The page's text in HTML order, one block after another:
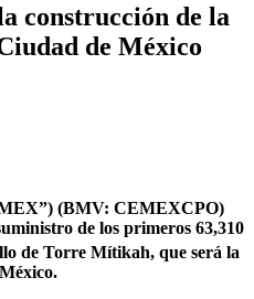
construcción de la
de México
(BMV: CEMEXCPO)
de los primeros 63,310
de Torre Mítikah, que será la